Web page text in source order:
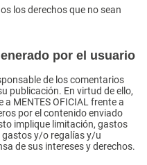
los derechos que no sean
por el usuario
de los comentarios
publicación. En virtud de ello,
MENTES OFICIAL frente a
por el contenido enviado
implique limitación, gastos
gastos y/o regalías y/u
de sus intereses y derechos.